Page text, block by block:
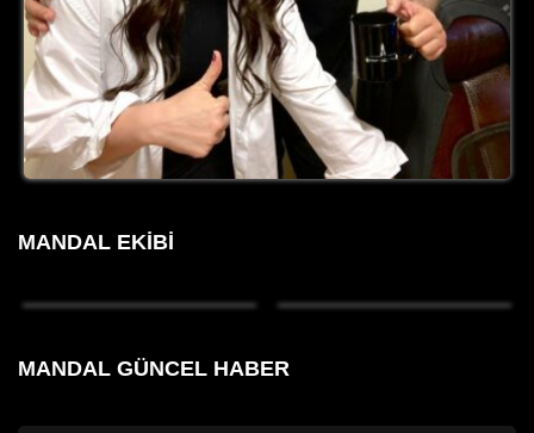
MANDAL EKIBI
MANDAL GÜNCEL HABER